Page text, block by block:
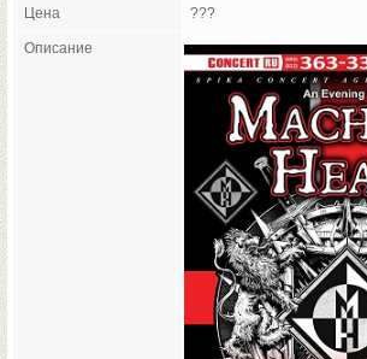
Цена ???
Описание